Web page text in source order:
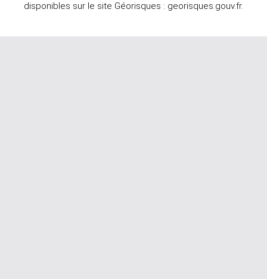
disponibles sur le site Géorisques : georisques.gouv.fr.